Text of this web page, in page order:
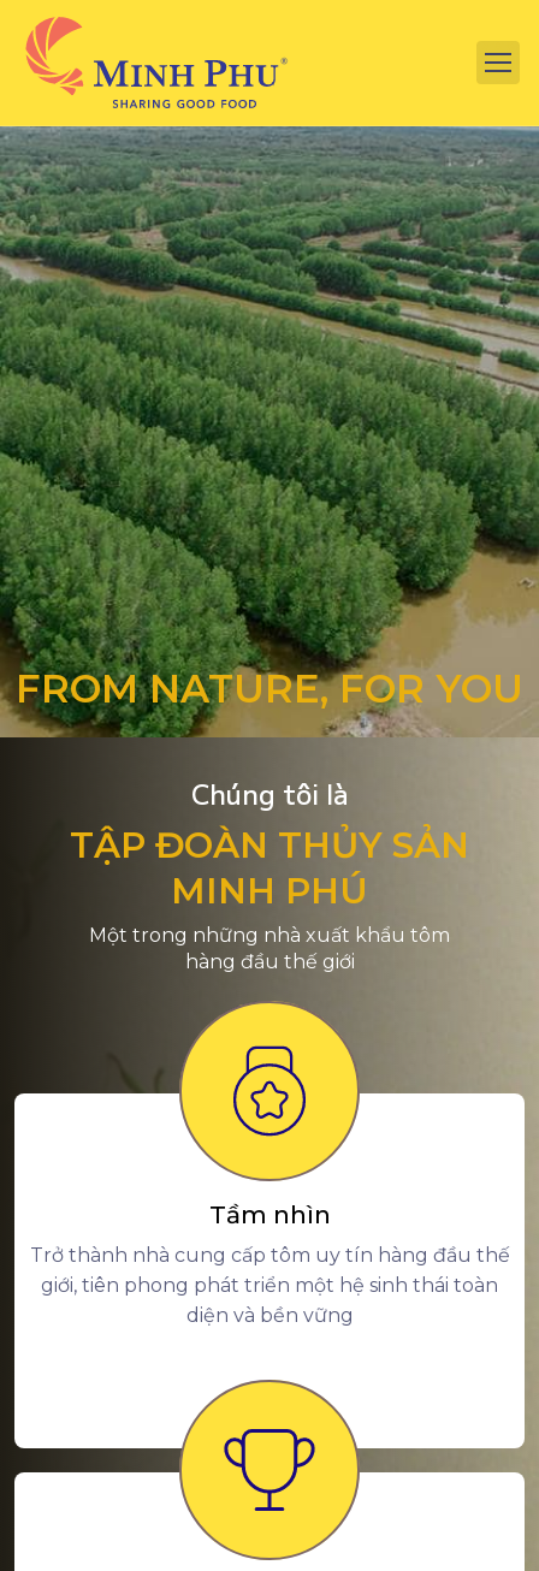
FROM NATURE, FOR YOU
Chúng tôi là
TẬP ĐOÀN THỦY SẢN
MINH PHÚ
Một trong những nhà xuất khẩu tôm
hàng đầu thế giới
Tầm nhìn
Trở thành nhà cung cấp tôm uy tín hàng đầu thế
giới, tiên phong phát triển một hệ sinh thái toàn
diện và bền vững